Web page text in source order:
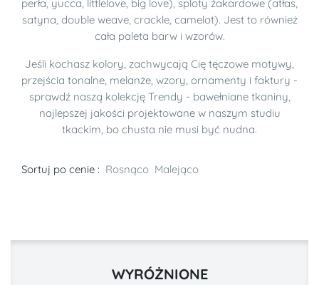
perła, yucca, littlelove, big love), sploty żakardowe (atłas,
satyna, double weave, crackle, camelot). Jest to również
cała paleta barw i wzorów.
Jeśli kochasz kolory, zachwycają Cię tęczowe motywy,
przejścia tonalne, melanże, wzory, ornamenty i faktury -
sprawdź naszą kolekcję Trendy - bawełniane tkaniny,
najlepszej jakości projektowane w naszym studiu
tkackim, bo chusta nie musi być nudna.
Sortuj po cenie : Rosnąco Malejąco
WYRÓŻNIONE